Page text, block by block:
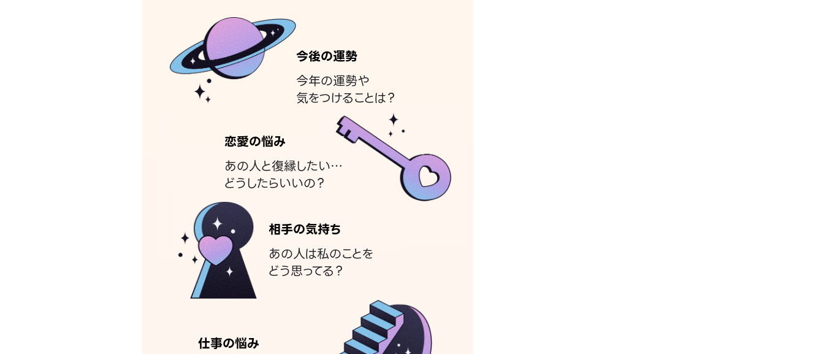
今後の運勢
今年の運勢や
気をつけることは？
恋愛の悩み
あの人と復縁したい…
どうしたらいいの？
相手の気持ち
あの人は私のことを
どう思ってる？
仕事の悩み